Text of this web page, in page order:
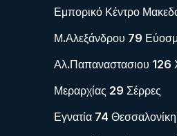
Εμπορικό Κέντρο
Μ.Αλεξάνδρου 79
Αλ.Παπαναστασιου 126
Μεραρχίας 29 Σέρρες
Εγνατία 74 Θεσσαλονίκη